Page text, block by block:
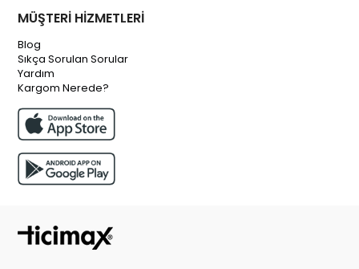
MÜŞTERİ HİZMETLERİ
Blog
Sıkça Sorulan Sorular
Yardım
Kargom Nerede?